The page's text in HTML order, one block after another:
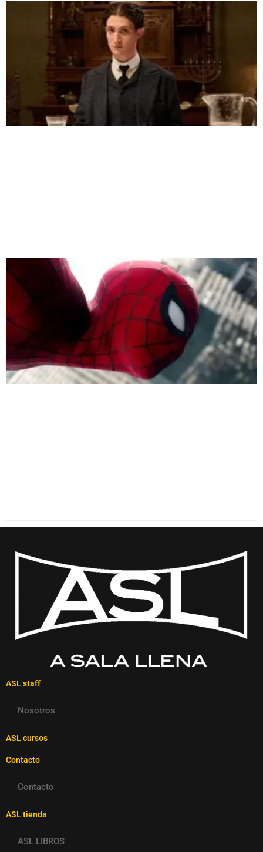
ASL staff
Nosotros
ASL cursos
Contacto
Contacto
ASL tienda
ASL LIBROS